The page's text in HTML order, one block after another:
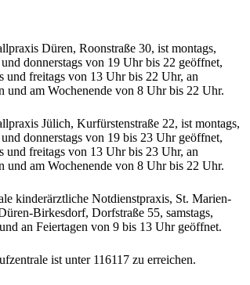
Düren, Roonstraße 30, ist montags,
und donnerstags von 19 Uhr bis 22 geöffnet,
und freitags von 13 Uhr bis 22 Uhr, an
und am Wochenende von 8 Uhr bis 22 Uhr.
Jülich, Kurfürstenstraße 22, ist montags,
und donnerstags von 19 bis 23 Uhr geöffnet,
und freitags von 13 Uhr bis 23 Uhr, an
und am Wochenende von 8 Uhr bis 22 Uhr.
kinderärztliche Notdienstpraxis, St. Marien-
Birkesdorf, Dorfstraße 55, samstags,
an Feiertagen von 9 bis 13 Uhr geöffnet.
ist unter 116117 zu erreichen.